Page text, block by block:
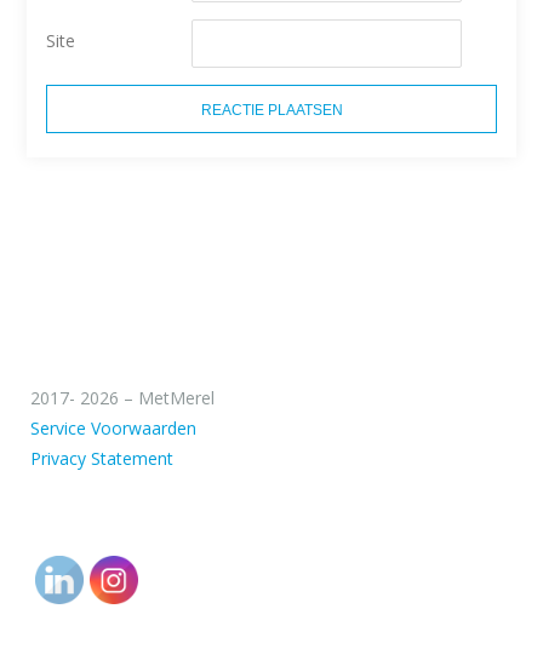
Site
2017- 2026 – MetMerel
Service Voorwaarden
Privacy Statement